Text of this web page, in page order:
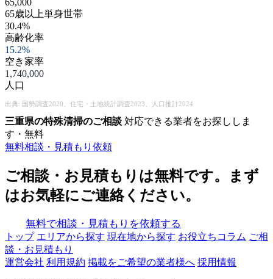
65歳以上単身世帯
30.4%
高齢化率
15.2%
空き家率
1,740,000
人口
出典: 国勢調査2020、住宅・土地統計調査2023、人口推計2024
三重県の特殊清掃のご相談 対応できる業者をお探ししま
す・無料
無料相談・見積もり依頼
ご相談・お見積もりは無料です。まず
はお気軽にご連絡ください。
無料で相談・見積もりを依頼する
トップ エリアから探す 現在地から探す お役立ちコラム ご相
談・お見積もり
運営会社 利用規約 掲載をご希望の業者様へ 採用情報